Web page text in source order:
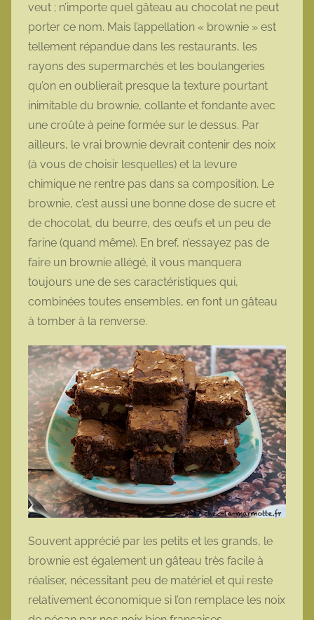
o
t
t
e
veut ; n’importe quel gâteau au chocolat ne peut
porter ce nom. Mais l’appellation « brownie » est
tellement répandue dans les restaurants, les
rayons des supermarchés et les boulangeries
qu’on en oublierait presque la texture pourtant
inimitable du brownie, collante et fondante avec
une croûte à peine formée sur le dessus. Par
ailleurs, le vrai brownie devrait contenir des noix
(à vous de choisir lesquelles) et la levure
chimique ne rentre pas dans sa composition. Le
brownie, c’est aussi une bonne dose de sucre et
de chocolat, du beurre, des œufs et un peu de
farine (quand même). En bref, n’essayez pas de
faire un brownie allégé, il vous manquera
toujours une de ses caractéristiques qui,
combinées toutes ensembles, en font un gâteau
à tomber à la renverse.
Souvent apprécié par les petits et les grands, le
brownie est également un gâteau très facile à
réaliser, nécessitant peu de matériel et qui reste
relativement économique si l’on remplace les noix